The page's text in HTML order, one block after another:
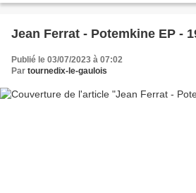
Jean Ferrat - Potemkine EP -
Publié le 03/07/2023 à 07:02
Par tournedix-le-gaulois